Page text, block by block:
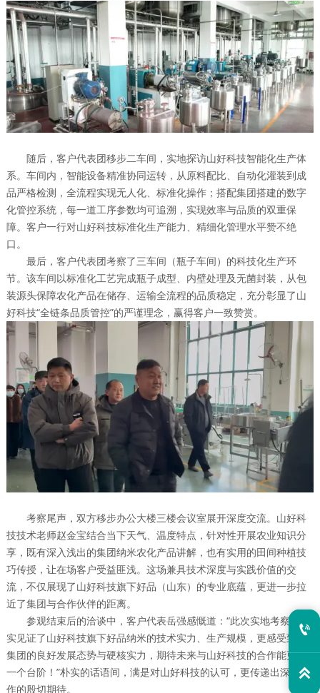
随后，客户代表团移步二车间，实地探访山好科技智能化生产体
系。车间内，智能设备精准协同运转，从原料配比、自动化灌装到成
品严格检测，全流程实现无人化、标准化操作；搭配集团搭建的数字
化管控系统，每一道工序参数均可追溯，实现效率与品质的双重保
障。客户一行对山好科技标准化生产能力、精细化管理水平赞不绝
口。
最后，客户代表团考察了三车间（瓶子车间）的科技化生产环
节。该车间以标准化工艺完成瓶子成型、内壁处理及无菌封装，从包
装源头保障农化产品在储存、运输全流程的品质稳定，充分彰显了山
好科技“全链条品质管控”的严谨理念，赢得客户一致赞赏。
考察尾声，双方移步办公大楼三楼会议室展开深度交流。山好科
技技术老师赵金宝结合当下天气、温度特点，针对性开展农业知识分
享，既有深入浅出的集团纳米农化产品讲解，也有实用的田间种植技
巧传授，让在场客户受益匪浅。这场兼具技术深度与实践价值的交
流，不仅展现了山好科技旗下好品（山东）的专业底蕴，更进一步拉
近了集团与合作伙伴的距离。
参观结束后的洽谈中，客户代表岳强感慨道：“此次实地考察，切
实见证了山好科技旗下好品纳米的技术实力、生产规模，更感受到了
集团的良好发展态势与硬核实力，期待未来与山好科技的合作能更上
一个台阶！”朴实的话语间，满是对山好科技的认可，更传递出深化合
作的殷切期待。

